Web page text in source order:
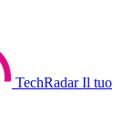
TechRadar Il tuo